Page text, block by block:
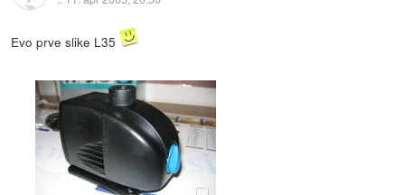
Evo prve slike L35